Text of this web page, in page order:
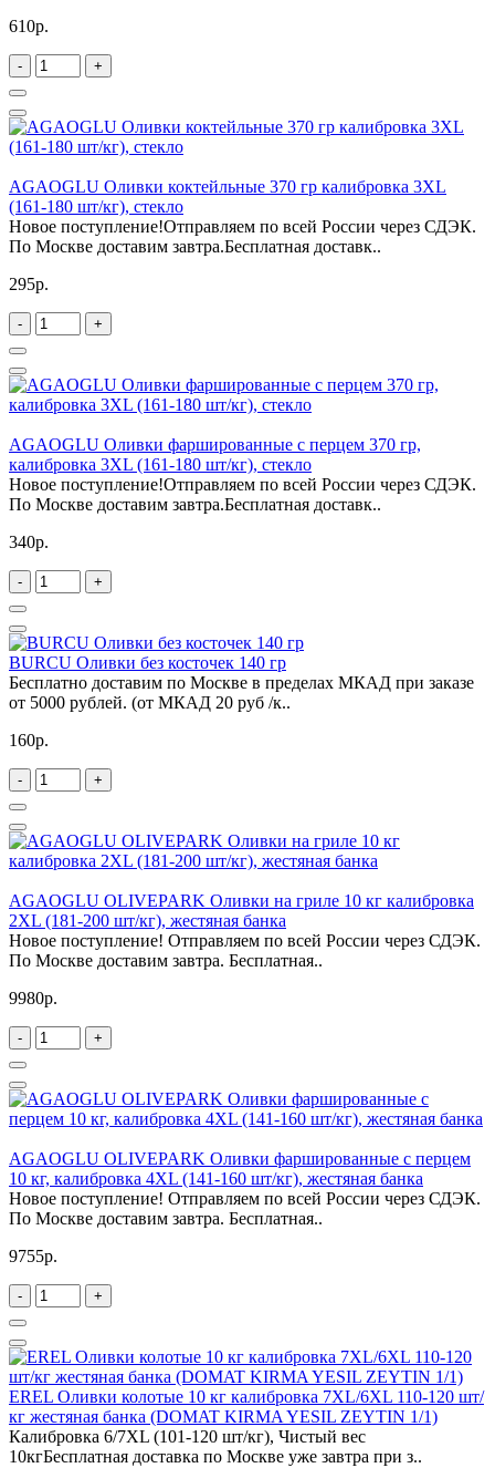
610р.
- +
AGAOGLU Оливки коктейльные 370 гр калибровка 3XL
(161-180 шт/кг), стекло
Новое поступление!Отправляем по всей России через СДЭК.
По Москве доставим завтра.Бесплатная доставк..
295р.
- +
AGAOGLU Оливки фаршированные с перцем 370 гр,
калибровка 3XL (161-180 шт/кг), стекло
Новое поступление!Отправляем по всей России через СДЭК.
По Москве доставим завтра.Бесплатная доставк..
340р.
- +
BURCU Оливки без косточек 140 гр
Бесплатно доставим по Москве в пределах МКАД при заказе
от 5000 рублей. (от МКАД 20 руб /к..
160р.
- +
AGAOGLU OLIVEPARK Оливки на гриле 10 кг калибровка
2XL (181-200 шт/кг), жестяная банка
Новое поступление! Отправляем по всей России через СДЭК.
По Москве доставим завтра. Бесплатная..
9980р.
- +
AGAOGLU OLIVEPARK Оливки фаршированные с перцем
10 кг, калибровка 4XL (141-160 шт/кг), жестяная банка
Новое поступление! Отправляем по всей России через СДЭК.
По Москве доставим завтра. Бесплатная..
9755р.
- +
EREL Оливки колотые 10 кг калибровка 7XL/6XL 110-120 шт/
кг жестяная банка (DOMAT KIRMA YESIL ZEYTIN 1/1)
Калибровка 6/7XL (101-120 шт/кг), Чистый вес
10кгБесплатная доставка по Москве уже завтра при з..